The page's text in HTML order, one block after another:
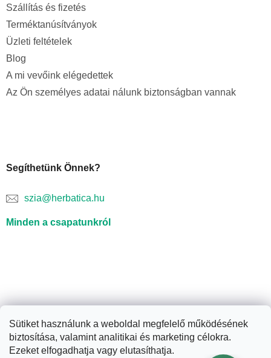
Sütiket használunk a weboldal megfelelő működésének
biztosítása, valamint analitikai és marketing célokra.
Ezeket elfogadhatja vagy elutasíthatja.
Szállítás és fizetés
Terméktanúsítványok
Üzleti feltételek
Blog
A mi vevőink elégedettek
Az Ön személyes adatai nálunk biztonságban vannak
Segíthetünk Önnek?
szia@herbatica.hu
Minden a csapatunkról
Shoptet készítette